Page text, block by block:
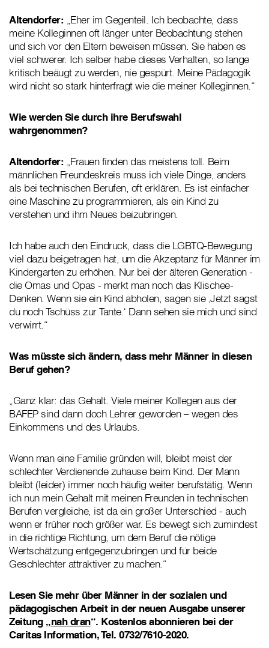
Altendorfer: „Eher im Gegenteil. Ich beobachte, dass
meine Kolleginnen oft länger unter Beobachtung stehen
und sich vor den Eltern beweisen müssen. Sie haben es
viel schwerer. Ich selber habe dieses Verhalten, so lange
kritisch beäugt zu werden, nie gespürt. Meine Pädagogik
wird nicht so stark hinterfragt wie die meiner Kolleginnen.“
Wie werden Sie durch ihre Berufswahl
wahrgenommen?
Altendorfer: „Frauen finden das meistens toll. Beim
männlichen Freundeskreis muss ich viele Dinge, anders
als bei technischen Berufen, oft erklären. Es ist einfacher
eine Maschine zu programmieren, als ein Kind zu
verstehen und ihm Neues beizubringen.
Ich habe auch den Eindruck, dass die LGBTQ-Bewegung
viel dazu beigetragen hat, um die Akzeptanz für Männer im
Kindergarten zu erhöhen. Nur bei der älteren Generation -
die Omas und Opas - merkt man noch das Klischee-
Denken. Wenn sie ein Kind abholen, sagen sie ‚Jetzt sagst
du noch Tschüss zur Tante.‘ Dann sehen sie mich und sind
verwirrt.“
Was müsste sich ändern, dass mehr Männer in diesen
Beruf gehen?
„Ganz klar: das Gehalt. Viele meiner Kollegen aus der
BAFEP sind dann doch Lehrer geworden – wegen des
Einkommens und des Urlaubs.
Wenn man eine Familie gründen will, bleibt meist der
schlechter Verdienende zuhause beim Kind. Der Mann
bleibt (leider) immer noch häufig weiter berufstätig. Wenn
ich nun mein Gehalt mit meinen Freunden in technischen
Berufen vergleiche, ist da ein großer Unterschied - auch
wenn er früher noch größer war. Es bewegt sich zumindest
in die richtige Richtung, um dem Beruf die nötige
Wertschätzung entgegenzubringen und für beide
Geschlechter attraktiver zu machen.“
Lesen Sie mehr über Männer in der sozialen und
pädagogischen Arbeit in der neuen Ausgabe unserer
Zeitung „nah dran“. Kostenlos abonnieren bei der
Caritas Information, Tel. 0732/7610-2020.